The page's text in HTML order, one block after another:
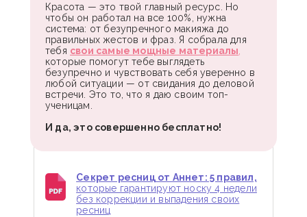
Красота — это твой главный ресурс. Но
чтобы он работал на все 100%, нужна
система: от безупречного макияжа до
правильных жестов и фраз. Я собрала для
тебя свои самые мощные материалы
которые помогут тебе выглядеть
безупречно и чувствовать себя уверенно в
любой ситуации — от свидания до деловой
встречи. Это то, что я даю своим топ-
ученицам.
И да, это совершенно бесплатно!
Секрет ресниц от Аннет: 5 правил,
которые гарантируют носку 4 недели
без коррекции и выпадения своих
ресниц